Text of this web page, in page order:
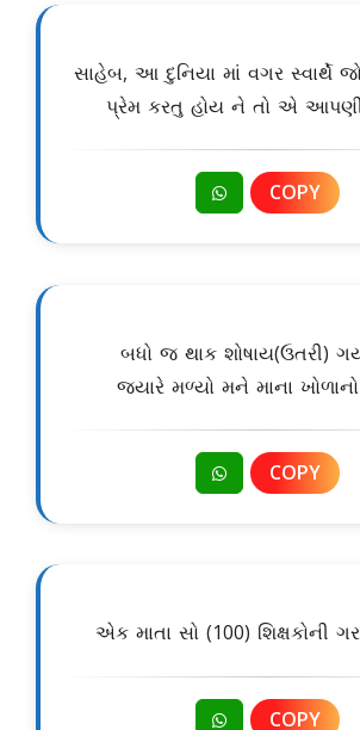
સાહેબ, આ દુનિયા માં વગર સ્વાર્થે
પ્રેમ કરતુ હોય ને તો એ આપણી
COPY
બધો જ થાક શોષાય(ઉતરી)
જયારે મળ્યો મને માના ખોળાનો
COPY
એક માતા સો (100) શિક્ષકોની
COPY